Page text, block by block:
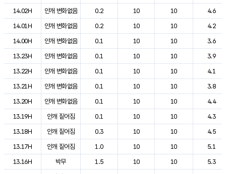
14.02H
안개 변화없음 0.2 10 10
4.6
14.01H
안개 변화없음 0.2 10 10
4.2
14.00H
안개 변화없음 0.1 10 10
3.6
13.23H
안개 변화없음 0.1 10 10
3.9
13.22H
안개 변화없음 0.1 10 10
4.1
13.21H
안개 변화없음 0.1 10 10
3.8
13.20H
안개 변화없음 0.1 10 10
4.4
13.19H
안개 짙어짐 0.1 10 10
4.3
13.18H
안개 짙어짐 0.3 10 10
4.5
13.17H
안개 짙어짐 1.0 10 10
5.1
13.16H
박무 1.5 10 10
5.3